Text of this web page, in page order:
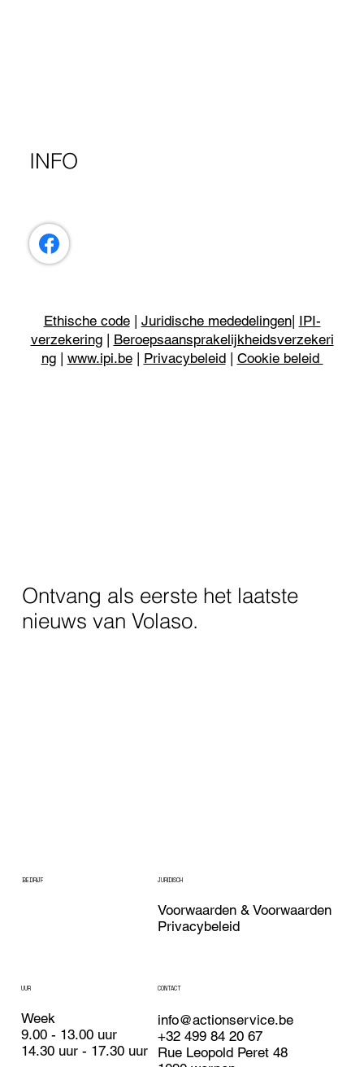
INFO
Ethische code| Juridische mededelingen| IPI-
verzekering| Beroepsaansprakelijkheidsverzekeri
ng| www.ipi.be| Privacybeleid| Cookie beleid
Ontvang als eerste het laatste
nieuws van Volaso.
BEDRIJF JURIDISCH
Privacybeleid
Voorwaarden & Voorwaarden
UUR
Week
9.00 - 13.00 uur
14.30 uur - 17.30 uur
CONTACT
info@actionservice.be
+32 499 84 20 67
Rue Leopold Peret 48